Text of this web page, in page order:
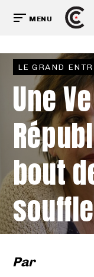
MENU
LE GRAND
Une Ve
bout
Par